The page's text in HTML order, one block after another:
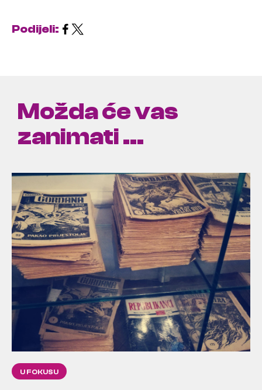
Podijeli:
Možda će vas
zanimati ...
U FOKUSU